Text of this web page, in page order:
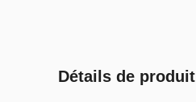
Détails de produit